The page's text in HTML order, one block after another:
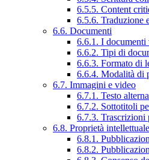
6.5.5. Content
6.5.6. Traduzione
6.6. Documenti
6.6.1. I documenti
6.6.2. Tipi di
6.6.3. Formato di
6.6.4. Modalità di
6.7. Immagini e video
6.7.1. Testo
6.7.2. Sottotitoli
6.7.3. Trascrizioni
6.8. Proprietà
6.8.1.
6.8.2.